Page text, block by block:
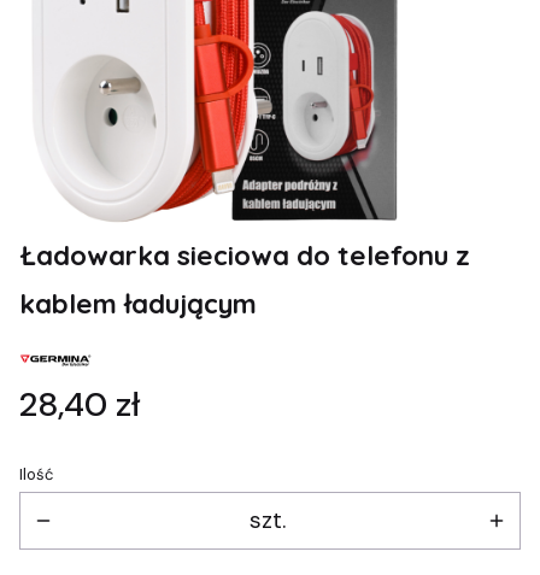
Ładowarka sieciowa do telefonu z
kablem ładującym
Cena
28,40 zł
Ilość
szt.